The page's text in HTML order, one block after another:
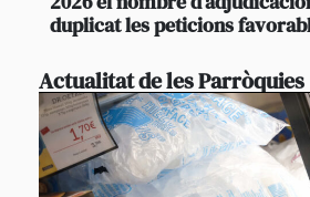
duplicat les peticions
Actualitat de les Parròquies